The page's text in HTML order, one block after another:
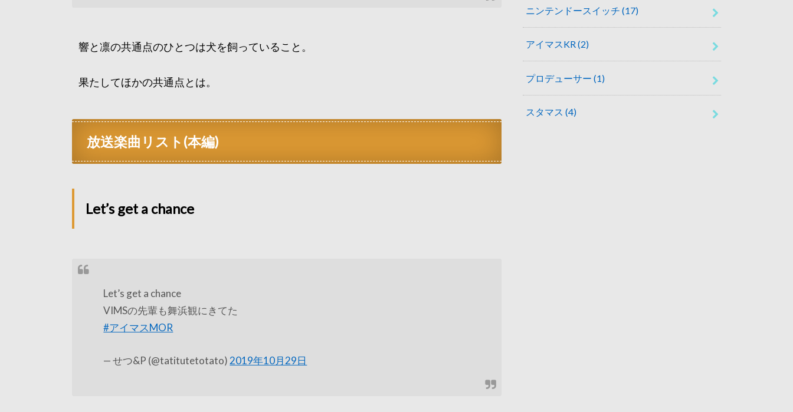
響と凛の共通点のひとつは犬を飼っていること。
果たしてほかの共通点とは。
放送楽曲リスト(本編)
Let’s get a chance
Let’s get a chance
VIMSの先輩も舞浜観にきてた
#アイマスMOR
— せつ&P (@tatitutetotato)2019年10月29日
ニンテンドースイッチ (17)
アイマスKR(2)
プロデューサー (1)
スタマス (4)